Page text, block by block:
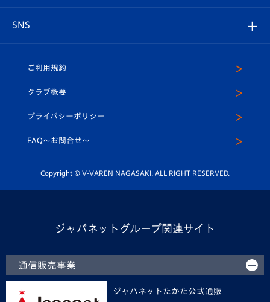
ホームタウン
平和祈念活動
ホームタウン活動
プレイヤーズスイート
店舗情報
U-18
スクール
SNS
ヴィヴィくんインスタグラム
公式LINE＠
ご利用規約
クラブ概要
プライバシーポリシー
FAQ〜お問合せ〜
Copyright © V-VAREN NAGASAKI. ALL RIGHT RESERVED.
ジャパネットグループ関連サイト
通信販売事業
ジャパネットたかた公式通販